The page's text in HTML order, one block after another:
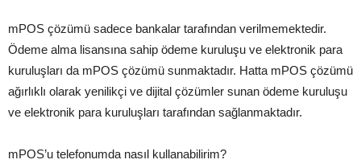
mPOS çözümü sadece bankalar tarafından verilmemektedir.
Ödeme alma lisansına sahip ödeme kuruluşu ve elektronik para
kuruluşları da mPOS çözümü sunmaktadır. Hatta mPOS çözümü
ağırlıklı olarak yenilikçi ve dijital çözümler sunan ödeme kuruluşu
ve elektronik para kuruluşları tarafından sağlanmaktadır.
mPOS’u telefonumda nasıl kullanabilirim?